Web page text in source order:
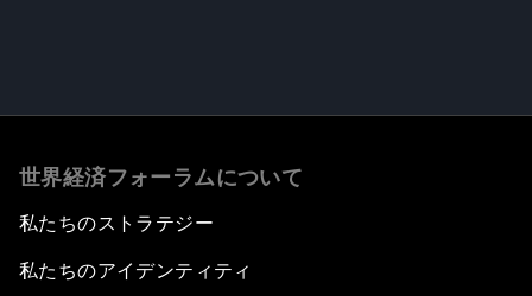
世界経済フォーラムについて
私たちのストラテジー
私たちのアイデンティティ